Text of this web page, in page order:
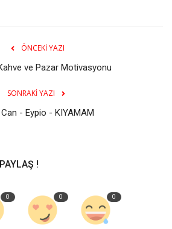
ÖNCEKI YAZI
ve Pazar Motivasyonu
SONRAKI YAZI
- Eypio - KIYAMAM
!
0 0 0